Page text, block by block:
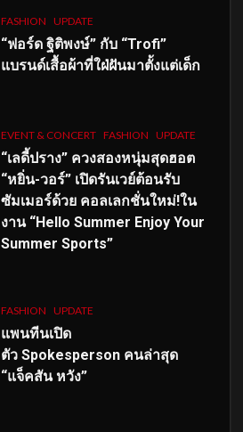
FASHION UPDATE
“ฟอร์ด ฐิติพงษ์” กับ “Trofi”
แบรนด์เสื้อผ้าที่ใฝ่ฝันมาตั้งแต่เด็ก
EVENT & CONCERT FASHION UPDATE
“เลดี้ปราง” ควงสองหนุ่มสุดฮอต
“หยิ่น-วอร์” เปิดรันเวย์ต้อนรับ
ซัมเมอร์ด้วย คอลเลกชั่นใหม่!ใน
งาน “Hello Summer Enjoy Your
Summer Sports”
FASHION UPDATE
แพนทีนเปิด
ตัว Spokesperson คนล่าสุด
“แจ็คสัน หวัง”